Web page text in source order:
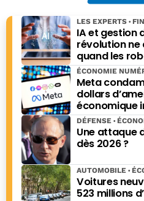
IA et gestion
révolution
quand les
financiers.
prendront les
LES EXPERTS
Meta
dollars
économique
Mexique
ÉCONOMIE
Une attaque
dès 2026 ?
DÉFENSE
Voitures
523 millions
AUTOMOBILE